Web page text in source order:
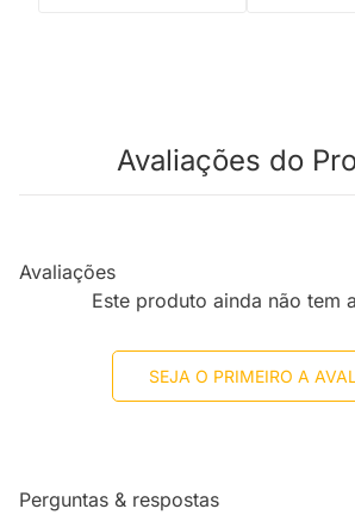
Avaliações do
Avaliações
Este produto ainda não tem
SEJA O PRIMEIRO A
Perguntas & respostas